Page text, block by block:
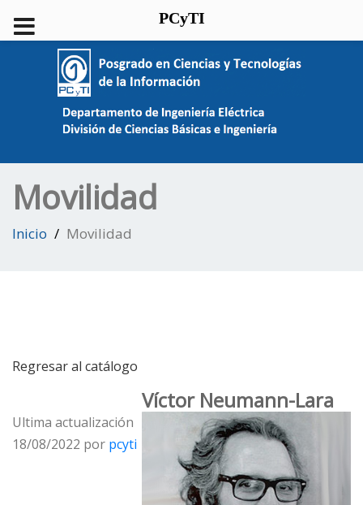
Movilidad
Inicio Movilidad
Regresar al catálogo
Víctor Neumann-Lara
Ultima actualización
18/08/2022 por pcyti
PCyTI